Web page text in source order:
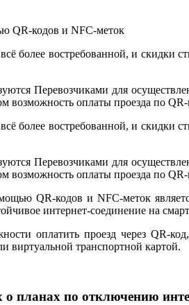
более востребованной, и скидки
Перевозчиками для
возможность оплаты проезда по
более востребованной, и скидки
Перевозчиками для
возможность оплаты проезда по
QR-кодов и NFC-меток
интернет-соединение на
оплатить проезд через QR-
виртуальной транспортной картой.
планах по отключению